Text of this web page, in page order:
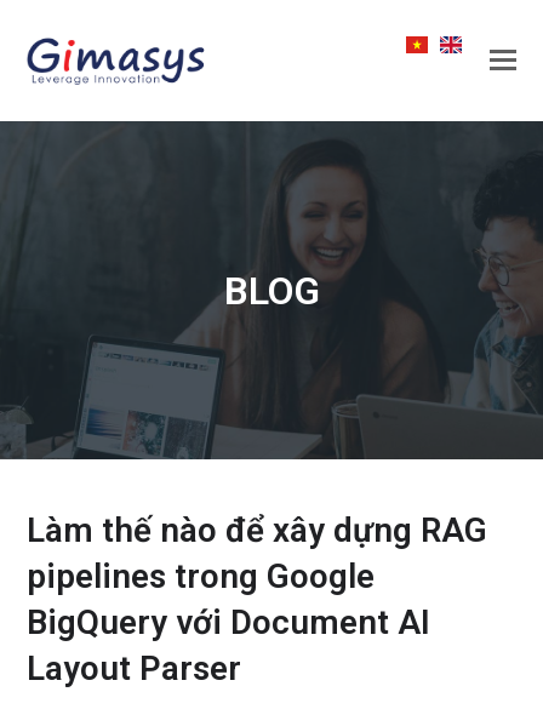
BLOG
Làm thế nào để xây dựng RAG
pipelines trong Google
BigQuery với Document AI
Layout Parser